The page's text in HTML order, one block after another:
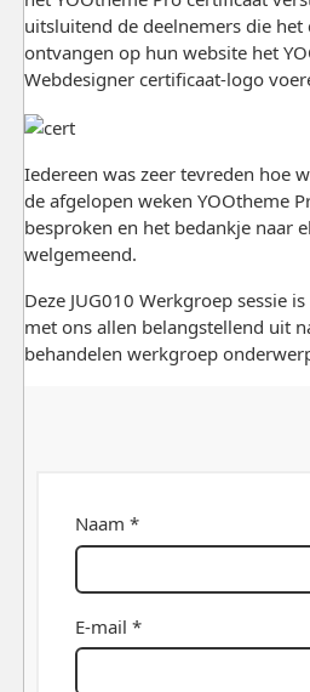
uitsluitend de deelnemers die het
ontvangen op hun website het
Webdesigner certificaat-logo
Iedereen was zeer tevreden hoe
de afgelopen weken YOOtheme
besproken en het bedankje naar
welgemeend.
Deze JUG010 Werkgroep sessie
met ons allen belangstellend uit
behandelen werkgroep
Naam *
E-mail *